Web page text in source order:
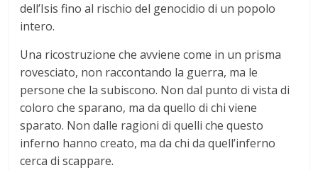
dell’Isis fino al rischio del genocidio di un popolo
intero.
Una ricostruzione che avviene come in un prisma
rovesciato, non raccontando la guerra, ma le
persone che la subiscono. Non dal punto di vista di
coloro che sparano, ma da quello di chi viene
sparato. Non dalle ragioni di quelli che questo
inferno hanno creato, ma da chi da quell’inferno
cerca di scappare.